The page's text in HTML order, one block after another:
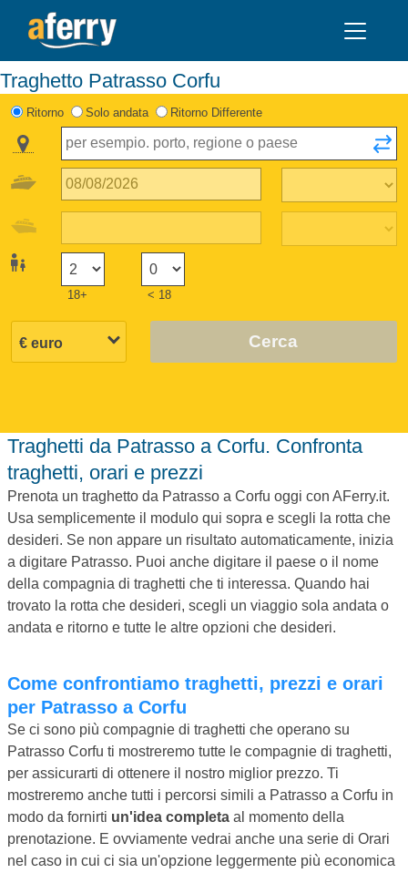
Traghetto Patrasso Corfu
Ritorno Solo andata Ritorno Differente
18+ < 18
Cerca
Traghetti da Patrasso a Corfu. Confronta
traghetti, orari e prezzi
Prenota un traghetto da Patrasso a Corfu oggi con AFerry.it.
Usa semplicemente il modulo qui sopra e scegli la rotta che
desideri. Se non appare un risultato automaticamente, inizia
a digitare Patrasso. Puoi anche digitare il paese o il nome
della compagnia di traghetti che ti interessa. Quando hai
trovato la rotta che desideri, scegli un viaggio sola andata o
andata e ritorno e tutte le altre opzioni che desideri.
Come confrontiamo traghetti, prezzi e orari
per Patrasso a Corfu
Se ci sono più compagnie di traghetti che operano su
Patrasso Corfu ti mostreremo tutte le compagnie di traghetti,
per assicurarti di ottenere il nostro miglior prezzo. Ti
mostreremo anche tutti i percorsi simili a Patrasso a Corfu in
modo da fornirti un'idea completa al momento della
prenotazione. E ovviamente vedrai anche una serie di Orari
nel caso in cui ci sia un'opzione leggermente più economica